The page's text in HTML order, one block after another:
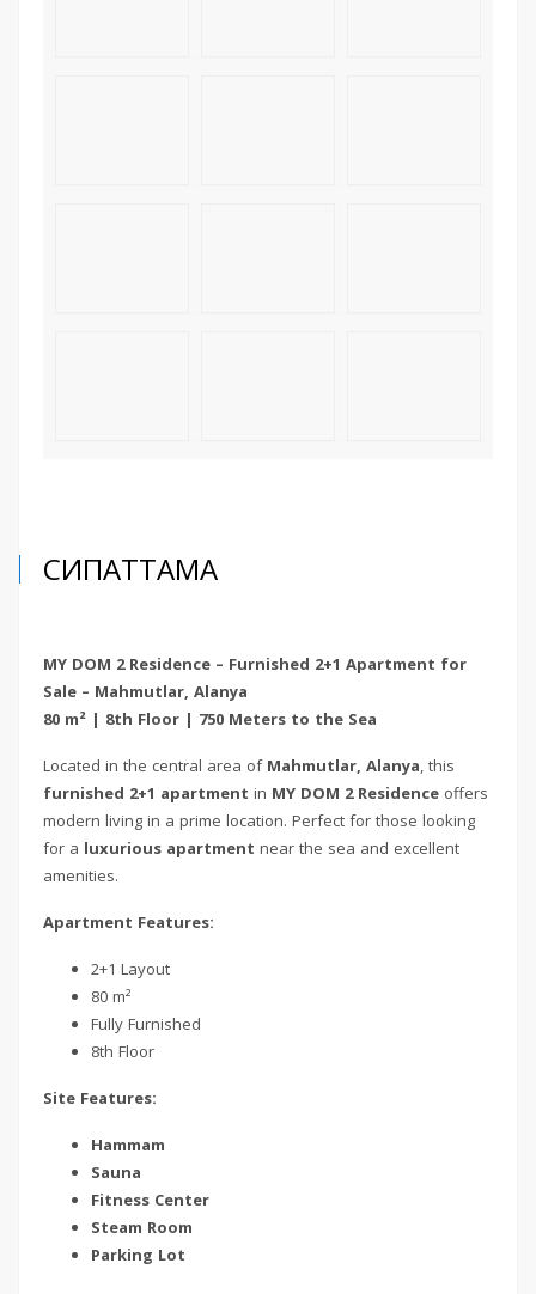
СИПАТТАМА
MY DOM 2 Residence – Furnished 2+1 Apartment for
Sale – Mahmutlar, Alanya
80 m² | 8th Floor | 750 Meters to the Sea
Located in the central area of Mahmutlar, Alanya, this
furnished 2+1 apartment in MY DOM 2 Residence offers
modern living in a prime location. Perfect for those looking
for a luxurious apartment near the sea and excellent
amenities.
Apartment Features:
2+1 Layout
80 m²
Fully Furnished
8th Floor
Site Features:
Hammam
Sauna
Fitness Center
Steam Room
Parking Lot